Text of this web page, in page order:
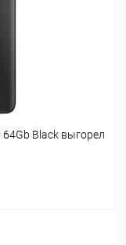
64Gb Black выгорел